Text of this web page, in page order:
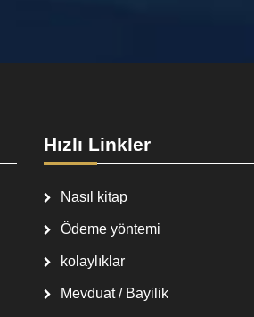
Hızlı Linkler
Nasıl kitap
Ödeme yöntemi
kolaylıklar
Mevduat / Bayilik